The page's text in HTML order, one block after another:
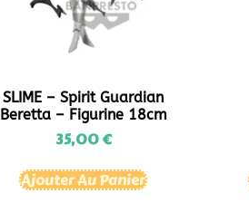
SLIME – Spirit Guardian
Beretta – Figurine 18cm
35,00€
Ajouter Au Panier